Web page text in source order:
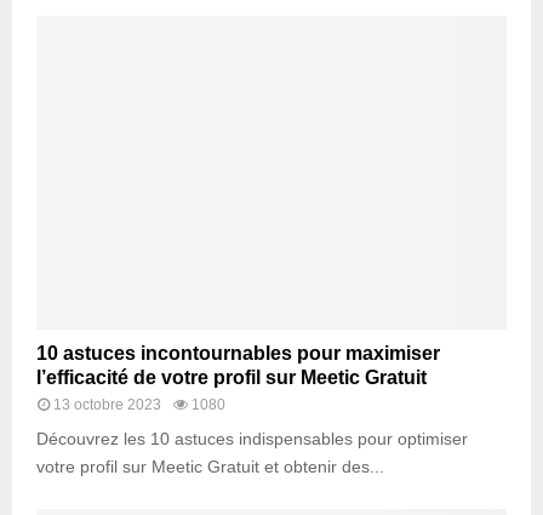
10 astuces incontournables pour maximiser
l’efficacité de votre profil sur Meetic Gratuit
13 octobre 2023 1080
Découvrez les 10 astuces indispensables pour optimiser
votre profil sur Meetic Gratuit et obtenir des...